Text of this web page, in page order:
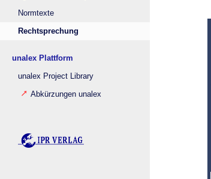
Normtexte
Rechtsprechung
unalex Plattform
unalex Project Library
Abkürzungen unalex